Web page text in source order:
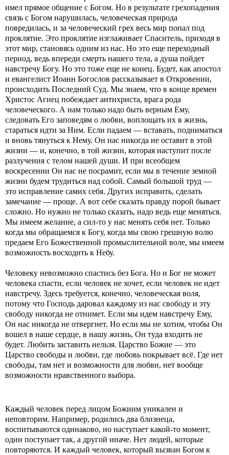
имел прямое общение с Богом. Но в результате грехопадения
связь с Богом нарушилась, человеческая природа
повредилась, и за человеческий грех весь мир попал под
проклятие. Это проклятие изглаживает Спаситель, приходя в
этот мир, становясь одним из нас. Но это еще переходный
период, ведь впереди смерть нашего тела, а душа пойдет
навстречу Богу. Но это тоже еще не конец. Будет, как апостол
и евангелист Иоанн Богослов рассказывает в Откровении,
происходить Последний Суд. Мы знаем, что в конце времен
Христос Агнец побеждает антихриста, врага рода
человеческого. А нам только надо быть верным Ему,
следовать Его заповедям о любви, воплощать их в жизнь,
стараться идти за Ним. Если падаем — вставать, подниматься
и вновь тянуться к Нему. Он нас никогда не оставит в этой
жизни — и, конечно, в той жизни, которая наступит после
разлучения с телом нашей души. И при всеобщем
воскресении Он нас не посрамит, если мы в течение земной
жизни будем трудиться над собой. Самый большой труд —
это исправление самих себя. Других исправить, сделать
замечание — проще. А вот себе сказать правду порой бывает
сложно. Но нужно не только сказать, надо ведь еще меняться.
Мы имеем желание, а сил-то у нас менять себя нет. Только
когда мы обращаемся к Богу, когда мы свою грешную волю
предаем Его Божественной промыслительной воле, мы имеем
возможность восходить к Небу.
Человеку невозможно спастись без Бога. Но и Бог не может
человека спасти, если человек не хочет, если человек не идет
навстречу. Здесь требуется, конечно, человеческая воля,
потому что Господь даровал каждому из нас свободу и эту
свободу никогда не отнимет. Если мы идем навстречу Ему,
Он нас никогда не отвергнет. Но если мы не хотим, чтобы Он
вошел в наше сердце, в нашу жизнь, Он туда входить не
будет. Любить заставить нельзя. Царство Божие — это
Царство свободы и любви, где любовь покрывает всё. Где нет
свободы, там нет и возможности для любви, нет вообще
возможности нравственного выбора.
Каждый человек перед лицом Божиим уникален и
неповторим. Например, родились два близнеца,
воспитываются одинаково, но наступает какой-то момент,
один поступает так, а другой иначе. Нет людей, которые
повторяются. И каждый человек, который вызван Богом к